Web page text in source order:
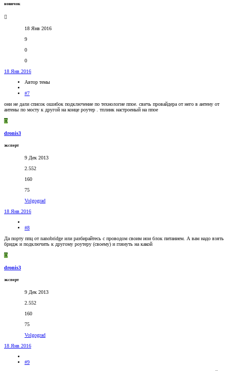
новичок
18 Янв 2016
9
0
0
18 Янв 2016
Автор темы
#7
они не дали список ошибок подключение по технологие ппое. свичь провайдера от него в антену от
антены по мосту к другой на конце роутер . тплинк настроеный на ппое
D
dronis3
эксперт
9 Дек 2013
2.552
160
75
Volgograd
18 Янв 2016
#8
Да порту ппц от nanobridge или разбирайтесь с проводом своим иои блок питанием. А вам надо взять
бридж и подключить к другому роутеру (своему) и глянуть на какой
D
dronis3
эксперт
9 Дек 2013
2.552
160
75
Volgograd
18 Янв 2016
#9